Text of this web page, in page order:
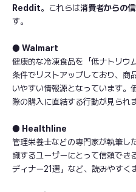
Reddit。これらは消費者からの
す。
● Walmart
健康的な冷凍食品を「低ナトリウ
条件でリストアップしており、商
いやすい情報源となっています。
際の購入に直結する行動が見られま
● Healthline
管理栄養士などの専門家が執筆し
識するユーザーにとって信頼でき
ディナー21選」など、読みやすく